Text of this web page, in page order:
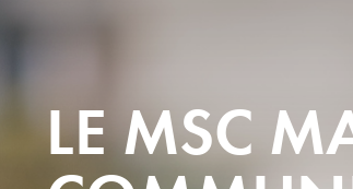
LE MSC